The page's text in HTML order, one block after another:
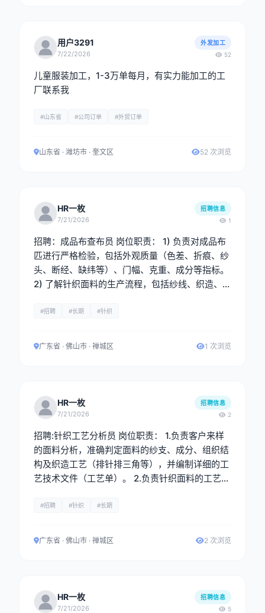
用户3291
7/22/2026
外发加工
52
儿童服装加工，1-3万单每月，有实力能加工的工
厂联系我
#山东省 #公司订单 #外贸订单
山东省 · 潍坊市 · 奎文区 52 次浏览
HR一枚
7/21/2026
招聘信息
1
招聘：成品布查布员 岗位职责： 1) 负责对成品布
匹进行严格检验，包括外观质量（色差、折痕、纱
头、断经、缺纬等）、门幅、克重、成分等指标。
2) 了解针织面料的生产流程，包括纱线、织造、染
重点把控织造疵点、染色均匀度、后整理效果等关
量问题。 任职要求： 男性，有成品布查布经验，
#招聘 #长期 #针织
广东省 · 佛山市 · 禅城区 1 次浏览
HR一枚
7/21/2026
招聘信息
2
招聘:针织工艺分析员 岗位职责： 1.负责客户来样
的面料分析，准确判定面料的纱支、成分、组织结
构及织造工艺（排针排三角等），并编制详细的工
艺技术文件（工艺单）。 2.负责针织面料的工艺分
析、工艺单制作及生产技术支持工作。 3. 配合研
行上机分析、核价及成本控制。 4.与生产、品控、
料、现代纺织技术等相关专业优先。 2.具备2年以
上针织面料工艺分析或织造工艺相关工作经验。有
#招聘 #针织 #长期
广东省 · 佛山市 · 禅城区 2 次浏览
HR一枚
7/21/2026
招聘信息
5